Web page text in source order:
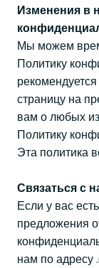
Изменения в
Мы можем
Политику
страницу на
вам о любых
Политику
Эта политика
Связаться с
Если у вас
предложения
нам по адресу